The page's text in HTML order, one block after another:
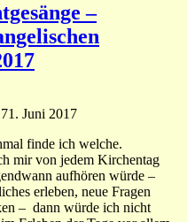
–
1. Juni 2017
finde ich welche.
mir von jedem Kirchentag
aufhören würde –
erleben, neue Fragen
– dann würde ich nicht